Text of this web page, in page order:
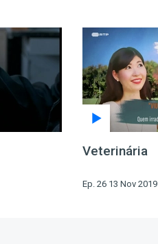
Veterinária
Ep. 26 13 Nov 2019